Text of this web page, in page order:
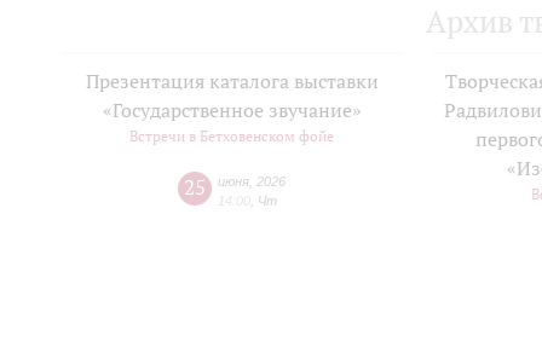
Архив
Презентация каталога выставки
«Государственное звучание»
Встречи в Бетховенском фойе
25 июня 2026
14:00 Чт